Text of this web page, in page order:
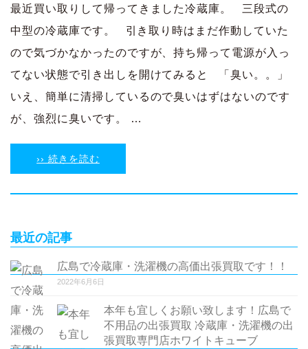
最近買い取りして帰ってきました冷蔵庫。 三段式の
中型の冷蔵庫です。 引き取り時はまだ作動していた
ので気づかなかったのですが、持ち帰って電源が入っ
てない状態で引き出しを開けてみると 「臭い。。」
いえ、簡単に清掃しているので臭いはずはないのです
が、強烈に臭いです。 …
›› 続きを読む
最近の記事
広島で冷蔵庫・洗濯機の高価出張買取です！！
2022年6月6日
本年も宜しくお願い致します！広島で
不用品の出張買取 冷蔵庫・洗濯機の出
張買取専門店ホワイトキューブ